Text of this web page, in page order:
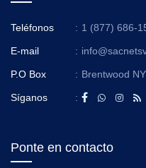
Teléfonos : 1 (877) 686-
E-mail :
P.O Box : Brentwood
Síganos :
Ponte en contacto